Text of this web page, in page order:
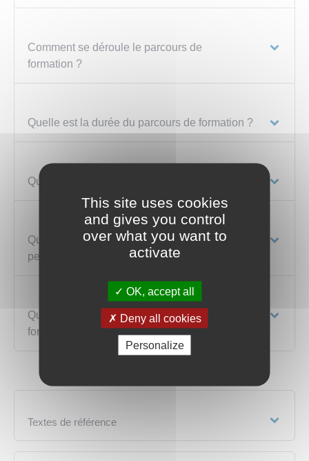
Comment se déroule le parcours de
formation ?
Quelle est la durée du parcours de formation ?
Quel est le coût de la formation ?
Quel est le montant de la rémunération
pendant la formation ?
Quels débouchés à la fin du parcours de
formation ?
Textes de référence
This site uses cookies
and gives you control
over what you want to
activate
OK, accept all
Deny all cookies
Personalize